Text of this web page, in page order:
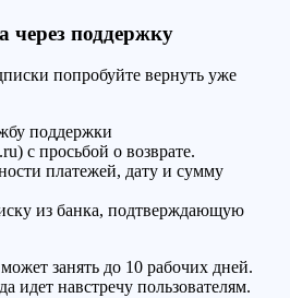
через поддержку
попробуйте вернуть уже
поддержки
с просьбой о возврате.
платежей, дату и сумму
из банка, подтверждающую
занять до 10 рабочих дней.
идет навстречу пользователям.